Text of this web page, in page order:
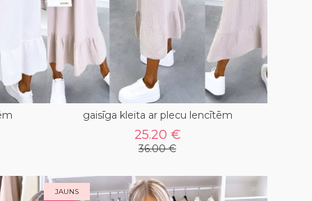
gaisīga kleita ar plecu lencītēm
25.20 €
36.00 €
JAUNS